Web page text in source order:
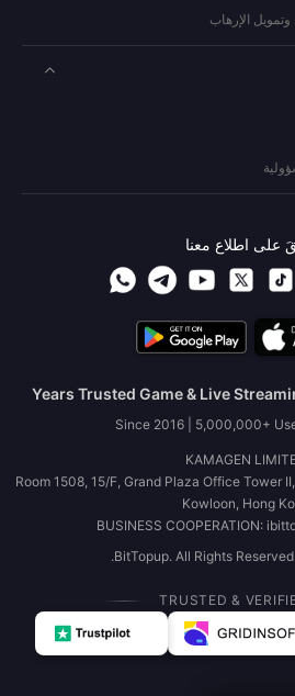
الإرهاب
على اطلاع معنا
Since 2016 | 5,000,000+
KAMAGEN
Room 1508, 15/F, Grand Plaza Office Tower
Kowloon, Hong
BUSINESS COOPERATION:
TRUSTED &